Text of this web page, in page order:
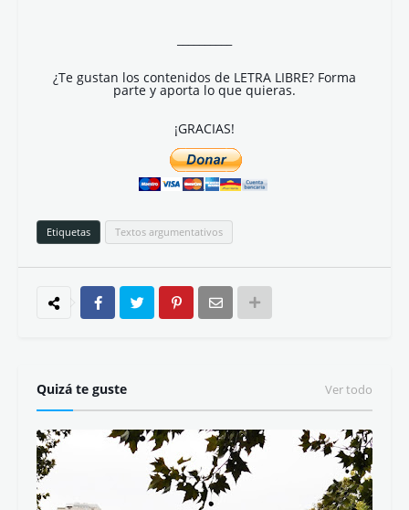
¿Te gustan los contenidos de LETRA LIBRE? Forma
parte y aporta lo que quieras.
¡GRACIAS!
Etiquetas Textos argumentativos
Quizá te guste Ver todo